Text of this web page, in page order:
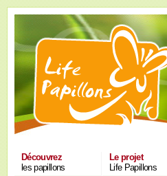
Découvrez
les papillons
Le projet
Life Papillons